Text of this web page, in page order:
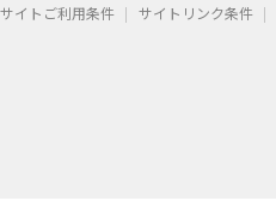
サイトご利用条件 サイトリンク条件